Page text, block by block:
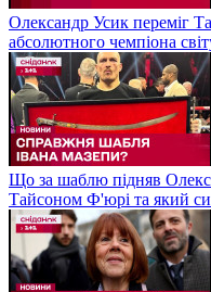
Олександр Усик переміг
абсолютного чемпіона
Що за шаблю підняв
Тайсоном Ф'юрі та який